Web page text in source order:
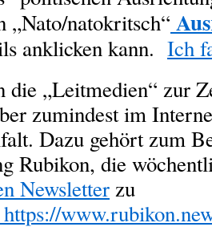
„Nato/natokritsch“
anklicken kann. Ich
die „Leitmedien“ zur
zumindest im
Dazu gehört zum
Rubikon, die
Newsletterzu
https://